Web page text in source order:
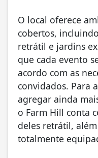
O local oferece
cobertos,
retrátil e jardins
que cada evento
acordo com as
convidados. Para
agregar ainda
o Farm Hill conta
deles retrátil,
totalmente